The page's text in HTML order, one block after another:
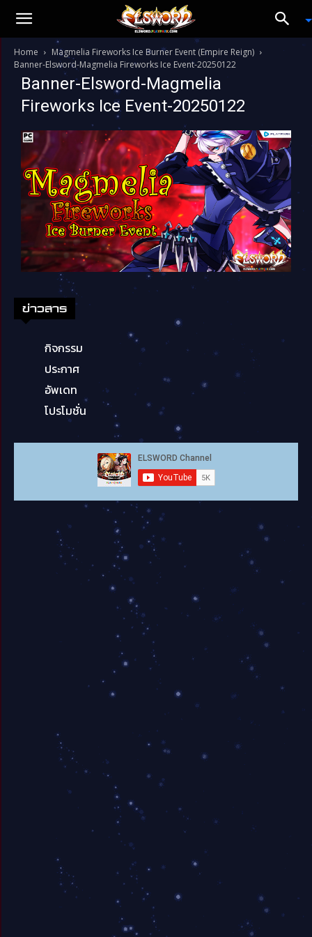
Home
Magmelia Fireworks Ice Burner Event (Empire Reign)
Banner-Elsword-Magmelia Fireworks Ice Event-20250122
Banner-Elsword-Magmelia
Fireworks Ice Event-20250122
ข่าวสาร
กิจกรรม
ประกาศ
อัพเดท
โปรโมชั่น